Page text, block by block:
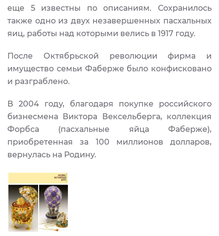
еще 5 известны по описаниям. Сохранилось
также одно из двух незавершенных пасхальных
яиц, работы над которыми велись в 1917 году.
После Октябрьской революции фирма и
имущество семьи Фаберже было конфисковано
и разграблено.
В 2004 году, благодаря покупке российского
бизнесмена Виктора Вексельберга, коллекция
Форбса (пасхальные яйца Фаберже),
приобретенная за 100 миллионов долларов,
вернулась на Родину.